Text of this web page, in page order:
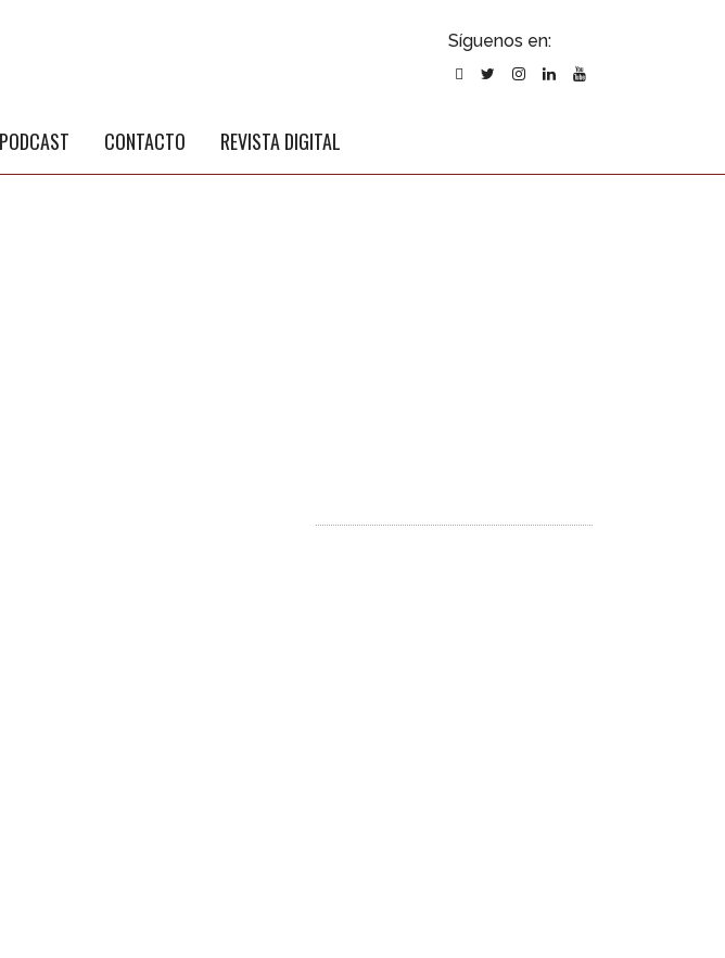
Síguenos en:
PODCAST CONTACTO REVISTA DIGITAL